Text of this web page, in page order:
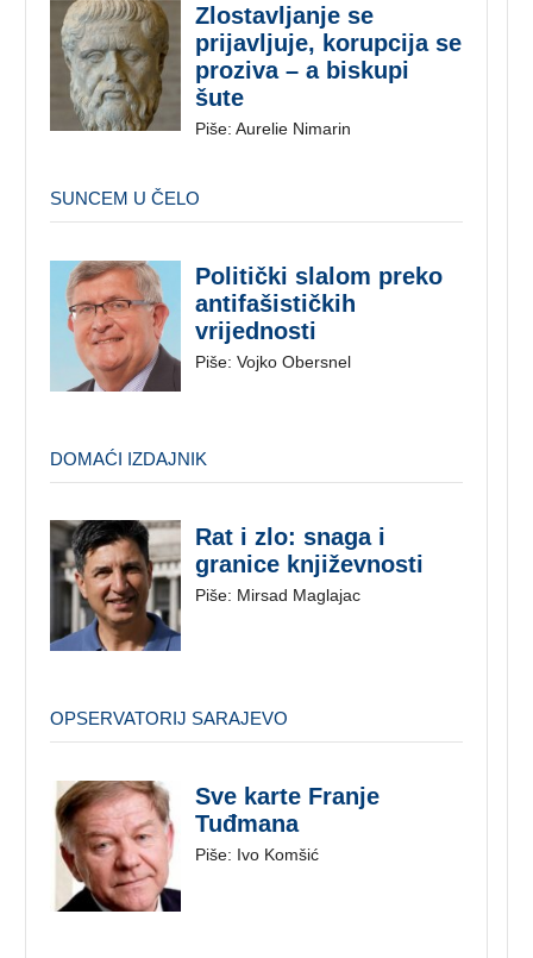
Zlostavljanje se
prijavljuje, korupcija se
proziva – a biskupi
šute
Piše: Aurelie Nimarin
Politički slalom preko
antifašističkih
vrijednosti
Piše: Vojko Obersnel
SUNCEM U ČELO
Rat i zlo: snaga i
granice književnosti
Piše: Mirsad Maglajac
DOMAĆI IZDAJNIK
Sve karte Franje
Tuđmana
Piše: Ivo Komšić
OPSERVATORIJ SARAJEVO